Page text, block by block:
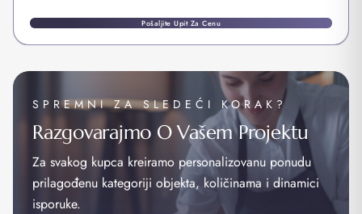
Pošaljite Upit Za Cenu
SPREMNI ZA SLEDEĆI KORAK?
Razgovarajmo O Vašem Projektu
Za svakog kupca kreiramo personalizovanu ponudu
prilagođenu kategoriji objekta, količinama i dinamici
isporuke.